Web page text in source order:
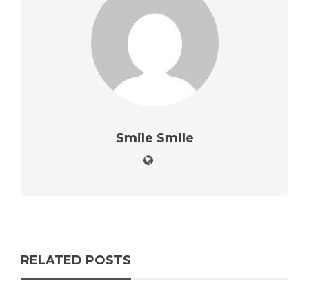
Smile Smile
RELATED POSTS